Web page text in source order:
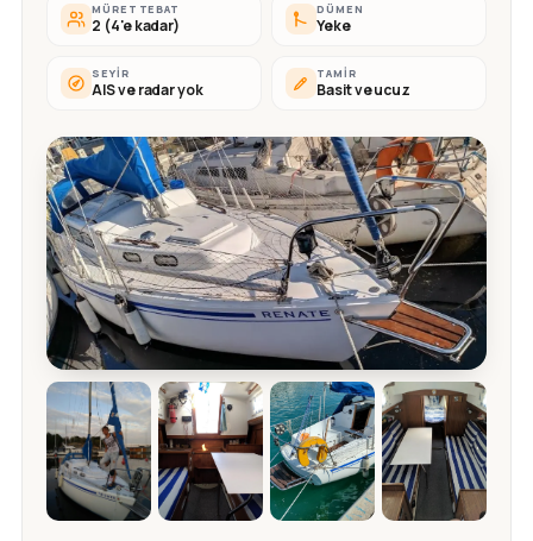
MÜRETTEBAT
2 (4'e kadar)
DÜMEN
Yeke
SEYIR
AIS ve radar yok
TAMIR
Basit ve ucuz